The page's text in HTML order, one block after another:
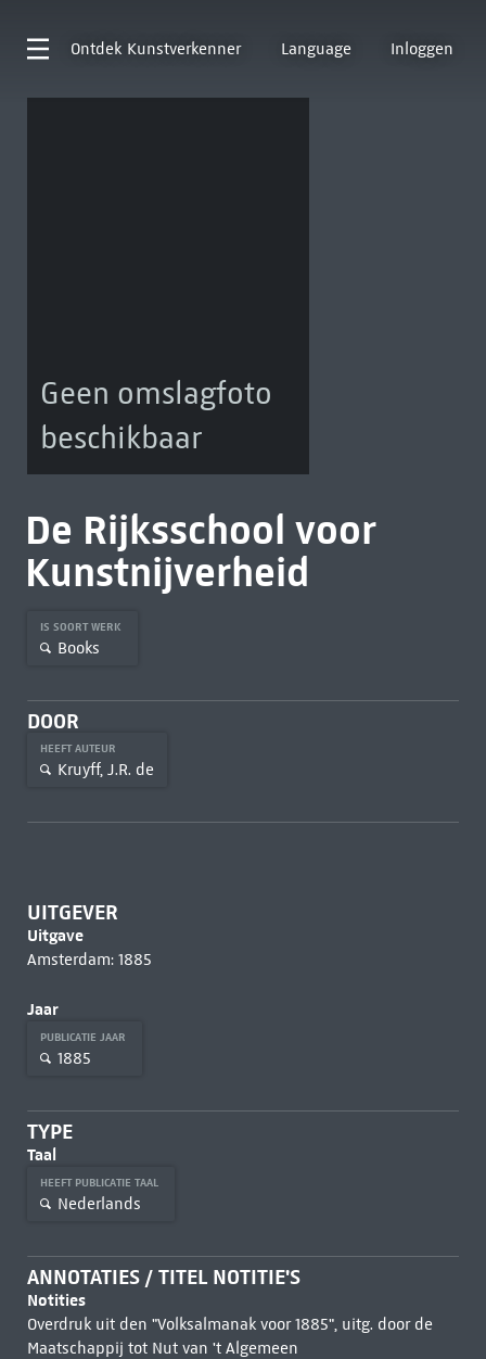
Ontdek Kunstverkenner Language Inloggen
Geen omslagfoto
beschikbaar
De Rijksschool voor
Kunstnijverheid
IS SOORT WERK
Books
DOOR
HEEFT AUTEUR
Kruyff, J.R. de
UITGEVER
Uitgave
Amsterdam: 1885
Jaar
PUBLICATIE JAAR
1885
TYPE
Taal
HEEFT PUBLICATIE TAAL
Nederlands
ANNOTATIES / TITEL NOTITIE'S
Notities
Overdruk uit den "Volksalmanak voor 1885", uitg. door de
Maatschappij tot Nut van 't Algemeen